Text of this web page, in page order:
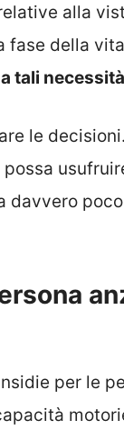
alla
della
tali necessità
le
possa
per le